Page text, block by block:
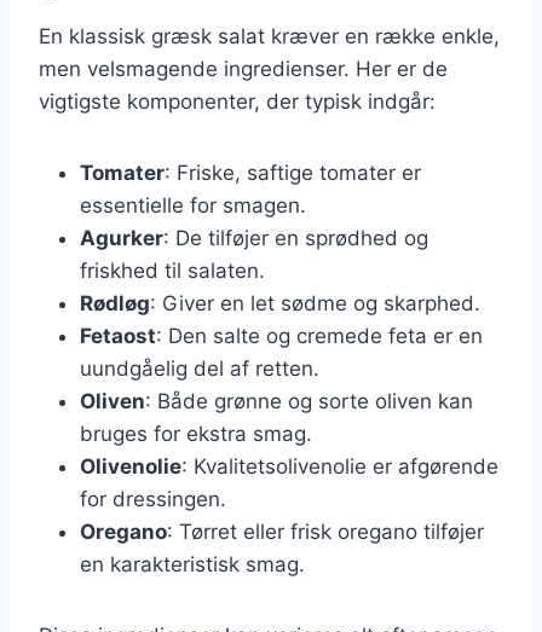
En klassisk græsk salat kræver en række enkle,
men velsmagende ingredienser. Her er de
vigtigste komponenter, der typisk indgår:
Tomater: Friske, saftige tomater er
essentielle for smagen.
Agurker: De tilføjer en sprødhed og
friskhed til salaten.
Rødløg: Giver en let sødme og skarphed.
Fetaost: Den salte og cremede feta er en
uundgåelig del af retten.
Oliven: Både grønne og sorte oliven kan
bruges for ekstra smag.
Olivenolie: Kvalitetsolivenolie er afgørende
for dressingen.
Oregano: Tørret eller frisk oregano tilføjer
en karakteristisk smag.